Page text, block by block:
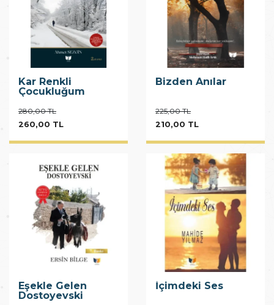
Kar Renkli
Çocukluğum
280,00 TL
260,00 TL
Bizden Anılar
225,00 TL
210,00 TL
Eşekle Gelen
Dostoyevski
İçimdeki Ses